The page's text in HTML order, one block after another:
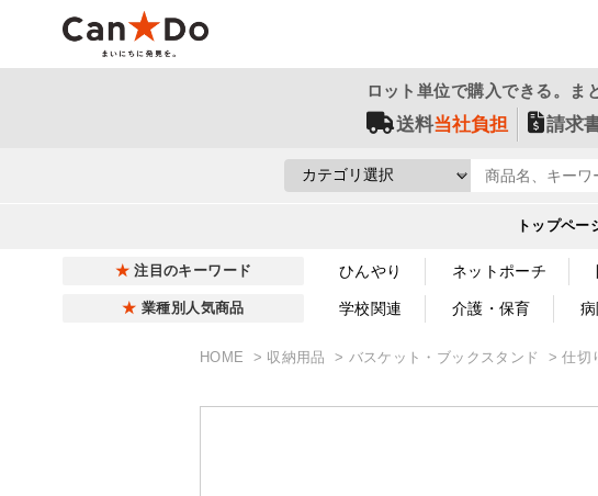
ロット単位で購入できる。ま
送料当社負担 請求
トップペー
注目のキーワード ひんやり ネットポーチ
業種別人気商品 学校関連 介護・保育
HOME 収納用品 バスケット・ブックスタンド 仕切